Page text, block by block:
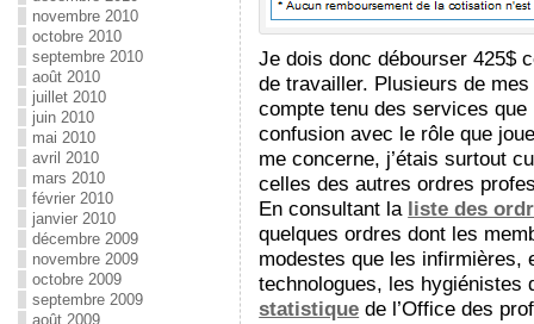
Je dois donc débourser 425$
de travailler. Plusieurs de
compte tenu des services que
confusion avec le rôle que
me concerne, j’étais surtout
celles des autres ordres
En consultant la liste des
quelques ordres dont les
modestes que les
technologues, les hygiénistes
statistique de l’Office des
novembre 2010
octobre 2010
septembre 2010
août 2010
juillet 2010
juin 2010
mai 2010
avril 2010
mars 2010
février 2010
janvier 2010
décembre 2009
novembre 2009
octobre 2009
septembre 2009
août 2009